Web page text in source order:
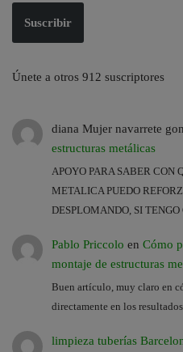
Suscribir
Únete a otros 912 suscriptores
diana Mujer navarrete
estructuras metálicas
APOYO PARA SABER CON
METALICA PUEDO
DESPLOMANDO, SI TENGO
Pablo Priccolo en Cómo
montaje de estructuras
Buen artículo, muy claro en
directamente en los
limpieza tuberías